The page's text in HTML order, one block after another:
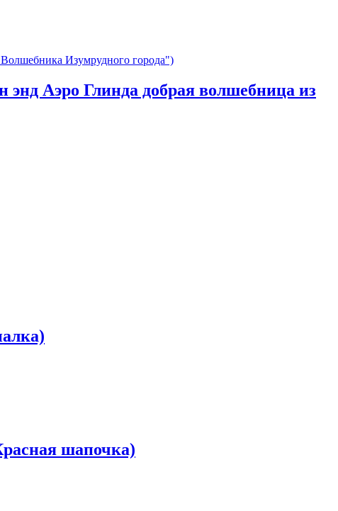
Аэро Глинда добрая волшебница из
шапочка)